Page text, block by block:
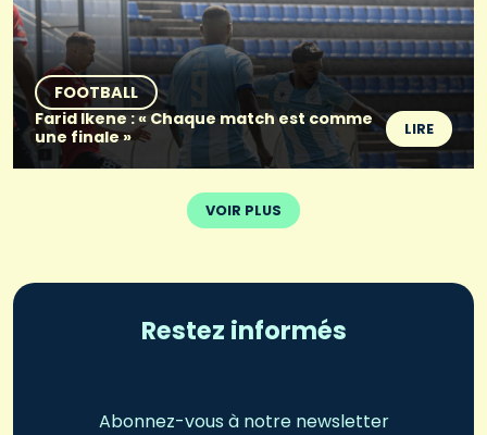
FOOTBALL
Farid Ikene : « Chaque match est comme
une finale »
LIRE
VOIR PLUS
Restez informés
Abonnez-vous à notre newsletter